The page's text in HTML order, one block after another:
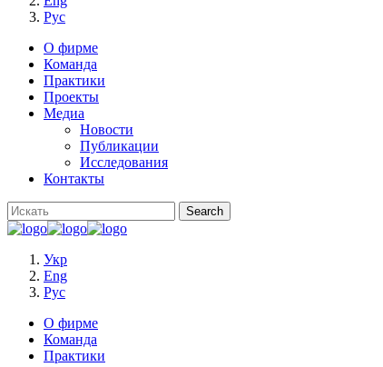
Рус
О фирме
Команда
Практики
Проекты
Медиа
Новости
Публикации
Исследования
Контакты
Укр
Eng
Рус
О фирме
Команда
Практики